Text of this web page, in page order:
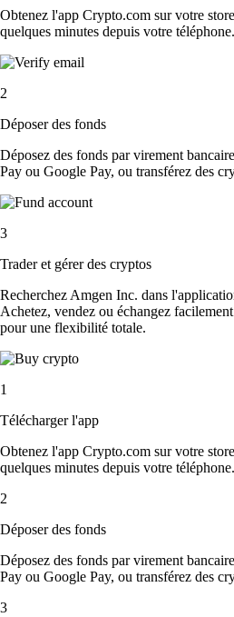
Obtenez l'app Crypto.com sur votre
quelques minutes depuis votre téléphone.
2
Déposer des fonds
Déposez des fonds par virement
Pay ou Google Pay, ou transférez des
3
Trader et gérer des cryptos
Recherchez Amgen Inc. dans
Achetez, vendez ou échangez
pour une flexibilité totale.
1
Télécharger l'app
Obtenez l'app Crypto.com sur votre
quelques minutes depuis votre téléphone.
2
Déposer des fonds
Déposez des fonds par virement
Pay ou Google Pay, ou transférez des
3